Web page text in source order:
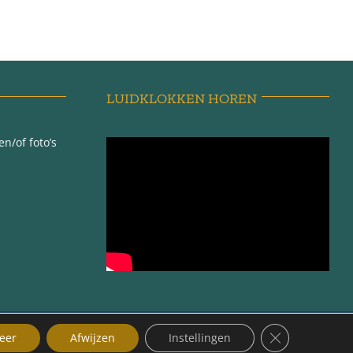
of foto’s
LUIDKLOKKEN HOREN
|
Afwijzen Instellingen Sluit AVG/